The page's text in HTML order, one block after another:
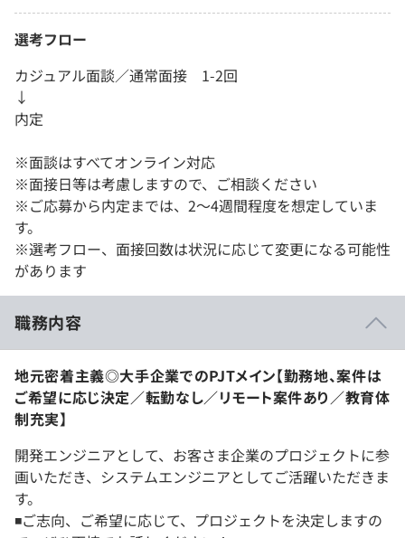
選考フロー
カジュアル面談／通常面接 1-2回
↓
内定
※面談はすべてオンライン対応
※面接日等は考慮しますので、ご相談ください
※ご応募から内定までは、2〜4週間程度を想定していま
す。
※選考フロー、面接回数は状況に応じて変更になる可能性
があります
職務内容
地元密着主義◎大手企業でのPJTメイン【勤務地、案件は
ご希望に応じ決定／転勤なし／リモート案件あり／教育体
制充実】
開発エンジニアとして、お客さま企業のプロジェクトに参
画いただき、システムエンジニアとしてご活躍いただきま
す。
◾️ご志向、ご希望に応じて、プロジェクトを決定しますの